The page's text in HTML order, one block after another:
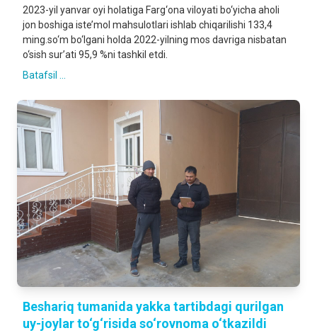
2023-yil yanvar oyi holatiga Farg‘ona viloyati bo‘yicha aholi
jon boshiga iste’mol mahsulotlari ishlab chiqarilishi 133,4
ming.so‘m bo‘lgani holda 2022-yilning mos davriga nisbatan
o‘sish sur’ati 95,9 %ni tashkil etdi.
Batafsil ...
Beshariq tumanida yakka tartibdagi qurilgan
uy-joylar to‘g‘risida so‘rovnoma o‘tkazildi